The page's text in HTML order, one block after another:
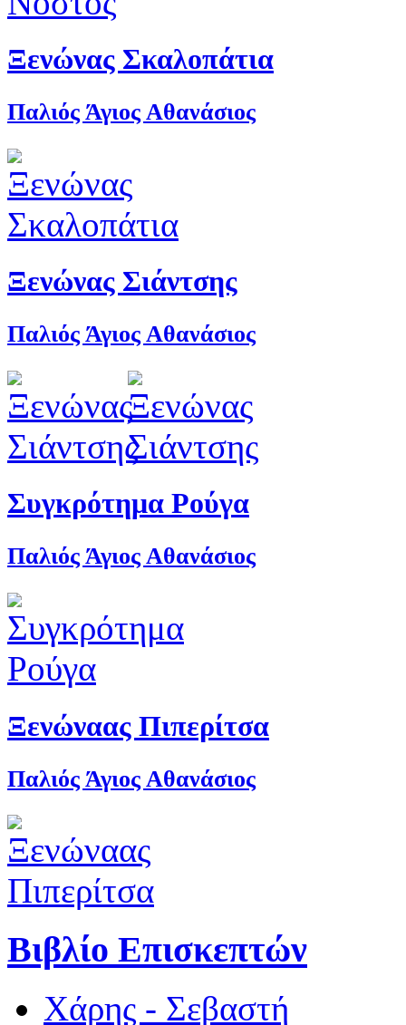
Ξενώνας Σκαλοπάτια
Παλιός Άγιος Αθανάσιος
Ξενώνας Σιάντσης
Παλιός Άγιος Αθανάσιος
Συγκρότημα Ρούγα
Παλιός Άγιος Αθανάσιος
Ξενώναας Πιπερίτσα
Παλιός Άγιος Αθανάσιος
Βιβλίο Επισκεπτών
Χάρης - Σεβαστή